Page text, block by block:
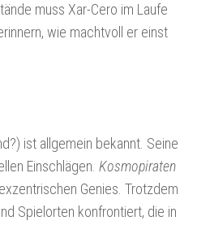
muss Xar-Cero im Laufe
wie machtvoll er einst
ist allgemein bekannt. Seine
Einschlägen. Kosmopiraten
Genies. Trotzdem
Spielorten konfrontiert, die in